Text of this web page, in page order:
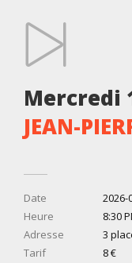
Mercredi
JEAN-
Date
2026-
Heure
8:30
Adresse
3
Tarif
8 €